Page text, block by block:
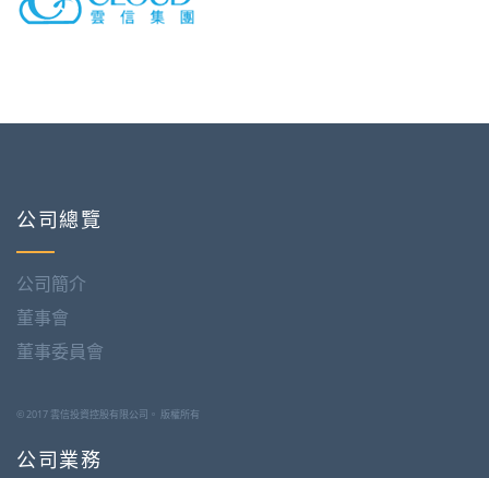
公司總覽
公司簡介
董事會
董事委員會
© 2017 雲信投資控股有限公司。 版權所有
公司業務